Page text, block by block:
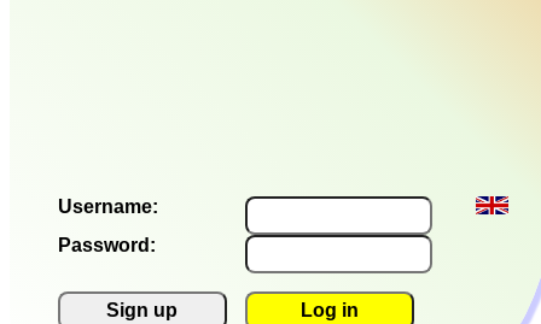
Username:
Password:
Sign up Log in